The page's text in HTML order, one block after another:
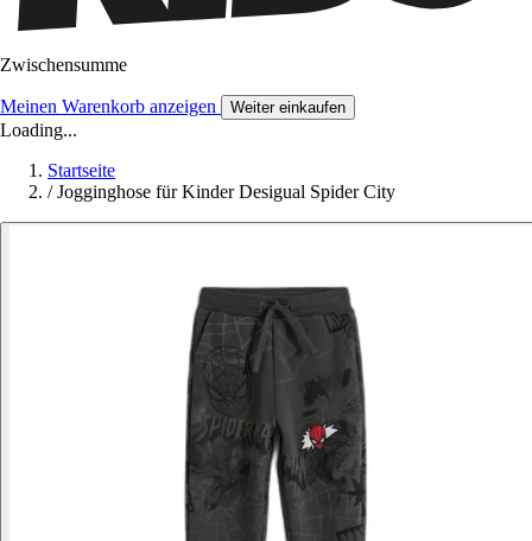
Zwischensumme
Meinen Warenkorb anzeigen Weiter einkaufen
Loading...
Startseite
/ Jogginghose für Kinder Desigual Spider City